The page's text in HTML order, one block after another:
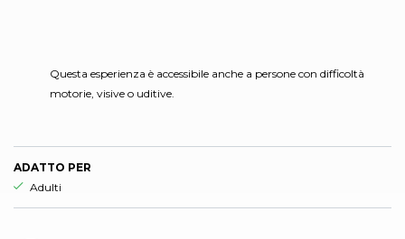
Questa esperienza è accessibile anche a persone con difficoltà
motorie, visive o uditive.
ADATTO PER
Esperienza adatta per
Adulti